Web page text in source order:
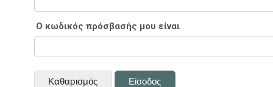
Ο κωδικός πρόσβασής μου είναι